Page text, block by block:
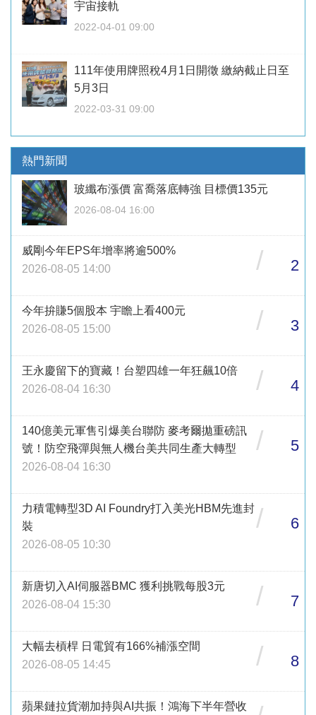
宇宙接軌
2022-04-01 09:00
111年使用牌照稅4月1日開徵 繳納截止日至
5月3日
2022-03-31 09:00
熱門新聞
玻纖布漲價 富喬落底轉強 目標價135元
2026-08-04 16:00
威剛今年EPS年增率將逾500%
2026-08-05 14:00
/ 2
今年拚賺5個股本 宇瞻上看400元
2026-08-05 15:00
/ 3
王永慶留下的寶藏！台塑四雄一年狂飆10倍
2026-08-04 16:30
/ 4
140億美元軍售引爆美台聯防 麥考爾拋重磅訊
號！防空飛彈與無人機台美共同生產大轉型
2026-08-04 16:30
/ 5
力積電轉型3D AI Foundry打入美光HBM先進封
裝
2026-08-05 10:30
/ 6
新唐切入AI伺服器BMC 獲利挑戰每股3元
2026-08-04 15:30
/ 7
大幅去槓桿 日電貿有166%補漲空間
2026-08-05 14:45
/ 8
蘋果鏈拉貨潮加持與AI共振！鴻海下半年營收